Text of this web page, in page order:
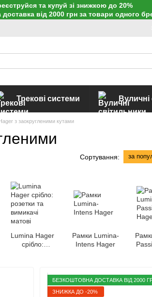
та купуй зі знижкою до 20%
від 2000 грн за товари одного
Трекові системи Вуличні
з заокругленими кутами
Сортування: за
Lumina Hager
срібло:
Рамки Lumina-
Intens Hager
БЕЗКОШТОВНА ДОСТАВКА ВІД 2000
ЗНИЖКА ДО -20%